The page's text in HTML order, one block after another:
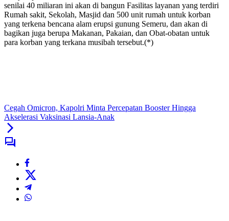
senilai 40 miliaran ini akan di bangun Fasilitas layanan yang terdiri
Rumah sakit, Sekolah, Masjid dan 500 unit rumah untuk korban
yang terkena bencana alam erupsi gunung Semeru, dan akan di
bagikan juga berupa Makanan, Pakaian, dan Obat-obatan untuk
para korban yang terkana musibah tersebut.(*)
Cegah Omicron, Kapolri Minta Percepatan Booster Hingga
Akselerasi Vaksinasi Lansia-Anak